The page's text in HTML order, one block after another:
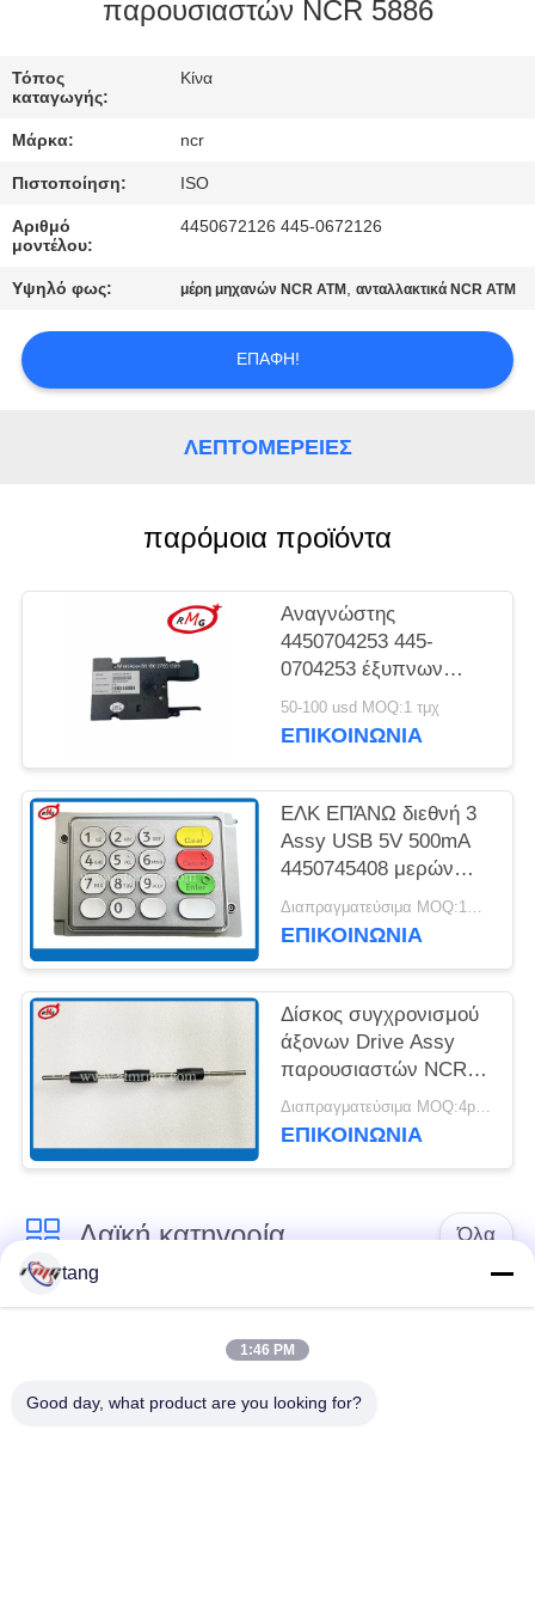
ΠΟΙΌΤΗΤΑΣ
ΜΑΣ
ΥΠΟΘΈΣΕΙΣ
SITEMAP
ΠΟΛΙΤΙΚΉ
ΑΠΟΡΡΉΤΟΥ
παρουσιαστών NCR 5886
Τόπος
καταγωγής:
Κίνα
Μάρκα: ncr
Πιστοποίηση: ISO
Αριθμό
μοντέλου:
4450672126 445-0672126
Υψηλό φως: μέρη μηχανών NCR ATM ,ανταλλακτικά NCR ATM
ΕΠΑΦΉ!
ΛΕΠΤΟΜΈΡΕΙΕΣ
παρόμοια προϊόντα
Αναγνώστης
4450704253 445-
0704253 έξυπνων
καρτών εμβύθισης
NCR μερών μηχανών
50-100 usd MOQ:1 τμχ
ΕΠΙΚΟΙΝΩΝΊΑ
ΕΛΚ ΕΠΆΝΩ διεθνή 3
Assy USB 5V 500mA
4450745408 μερών
NCR ATM
Διαπραγματεύσιμα MOQ:1PCS
ΕΠΙΚΟΙΝΩΝΊΑ
Δίσκος συγχρονισμού
άξονων Drive Assy
παρουσιαστών NCR
ATM Assy 4450672124Διαπραγματεύσιμα MOQ:4pcs
ΕΠΙΚΟΙΝΩΝΊΑ
Λαϊκή κατηγορία Όλα
Ανταλλακτικά του
μέρη μηχανών του
ATM
μέρη wincor ATM Μέρη NCR ATM
tang
1:46 PM
Good day, what product are you looking for?